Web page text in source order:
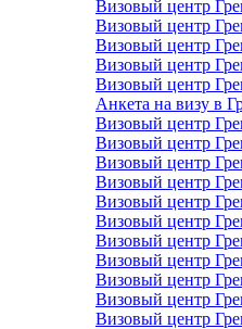
Визовый центр
Визовый центр
Визовый центр
Визовый центр
Визовый центр
Анкета на визу в
Визовый центр
Визовый центр
Визовый центр
Визовый центр
Визовый центр
Визовый центр
Визовый центр
Визовый центр
Визовый центр
Визовый центр
Визовый центр